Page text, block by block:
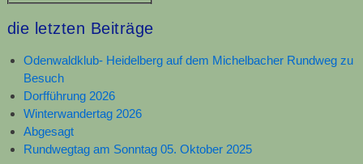
die letzten Beiträge
Odenwaldklub- Heidelberg auf dem Michelbacher Rundweg zu
Besuch
Dorfführung 2026
Winterwandertag 2026
Abgesagt
Rundwegtag am Sonntag 05. Oktober 2025